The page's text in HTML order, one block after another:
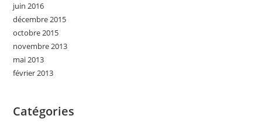
juin 2016
décembre 2015
octobre 2015
novembre 2013
mai 2013
février 2013
Catégories